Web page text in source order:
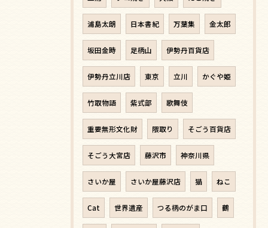
浦島太朗 日本書紀 万葉集 金太郎
坂田金時 足柄山 伊勢丹百貨店
伊勢丹立川店 東京 立川 かぐや姫
竹取物語 紫式部 歌舞伎
重要無形文化財 隈取り そごう百貨店
そごう大宮店 藤沢市 神奈川県
さいか屋 さいか屋藤沢店 猫 ねこ
Cat 世界遺産 つる柄のがま口 鶴